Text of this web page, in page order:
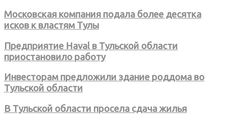
Московская компания подала более десятка
исков к властям Тулы
Предприятие Haval в Тульской области
приостановило работу
Инвесторам предложили здание роддома во
Тульской области
В Тульской области просела сдача жилья